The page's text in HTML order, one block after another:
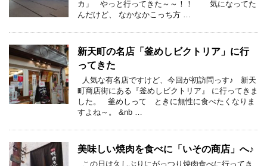
カ」 やっと行ってきた～～！！ 気になってた
んだけど、 なかなかこっち方 …
新天町の名店「釜めしビクトリア」に行
ってきた
人気な有名店ですけど、今回が初訪問っす♪ 新天
町商店街にある『釜めしビクトリア』 に行ってきま
した。 釜めしって ときに無性に食べたくなりま
すよね～。 &nb …
美味しい焼肉を食べに「いその商店」へ♪
この日は久しぶりにがっつり焼肉食べに行ってき